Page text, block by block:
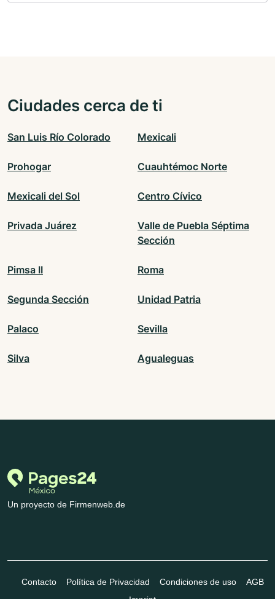
Ciudades cerca de ti
San Luis Río Colorado Mexicali
Prohogar Cuauhtémoc Norte
Mexicali del Sol Centro Cívico
Privada Juárez
Valle de Puebla Séptima
Sección
Pimsa II Roma
Segunda Sección Unidad Patria
Palaco Sevilla
Silva Agualeguas
Un proyecto de Firmenweb.de
Contacto Política de Privacidad Condiciones de uso
AGB